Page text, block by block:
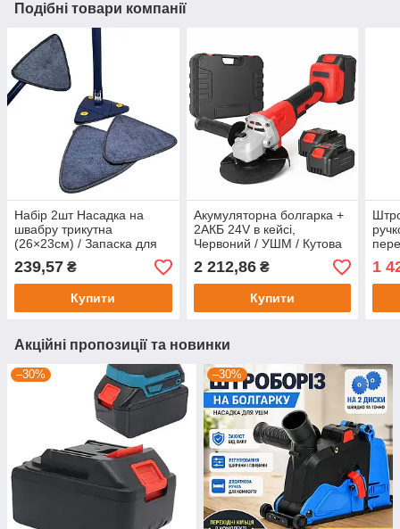
Подібні товари компанії
Набір 2шт Насадка на
швабру трикутна
(26×23см) / Запаска для
швабри / Змінна насадка з
мікрофібри
239,57 ₴
Купити
Акумуляторна болгарка +
2АКБ 24V в кейсі,
Червоний / УШМ / Кутова
Болгарка на акумуляторі
2 212,86₴
Купити
1
Акційні пропозиції та новинки
–30% –30%